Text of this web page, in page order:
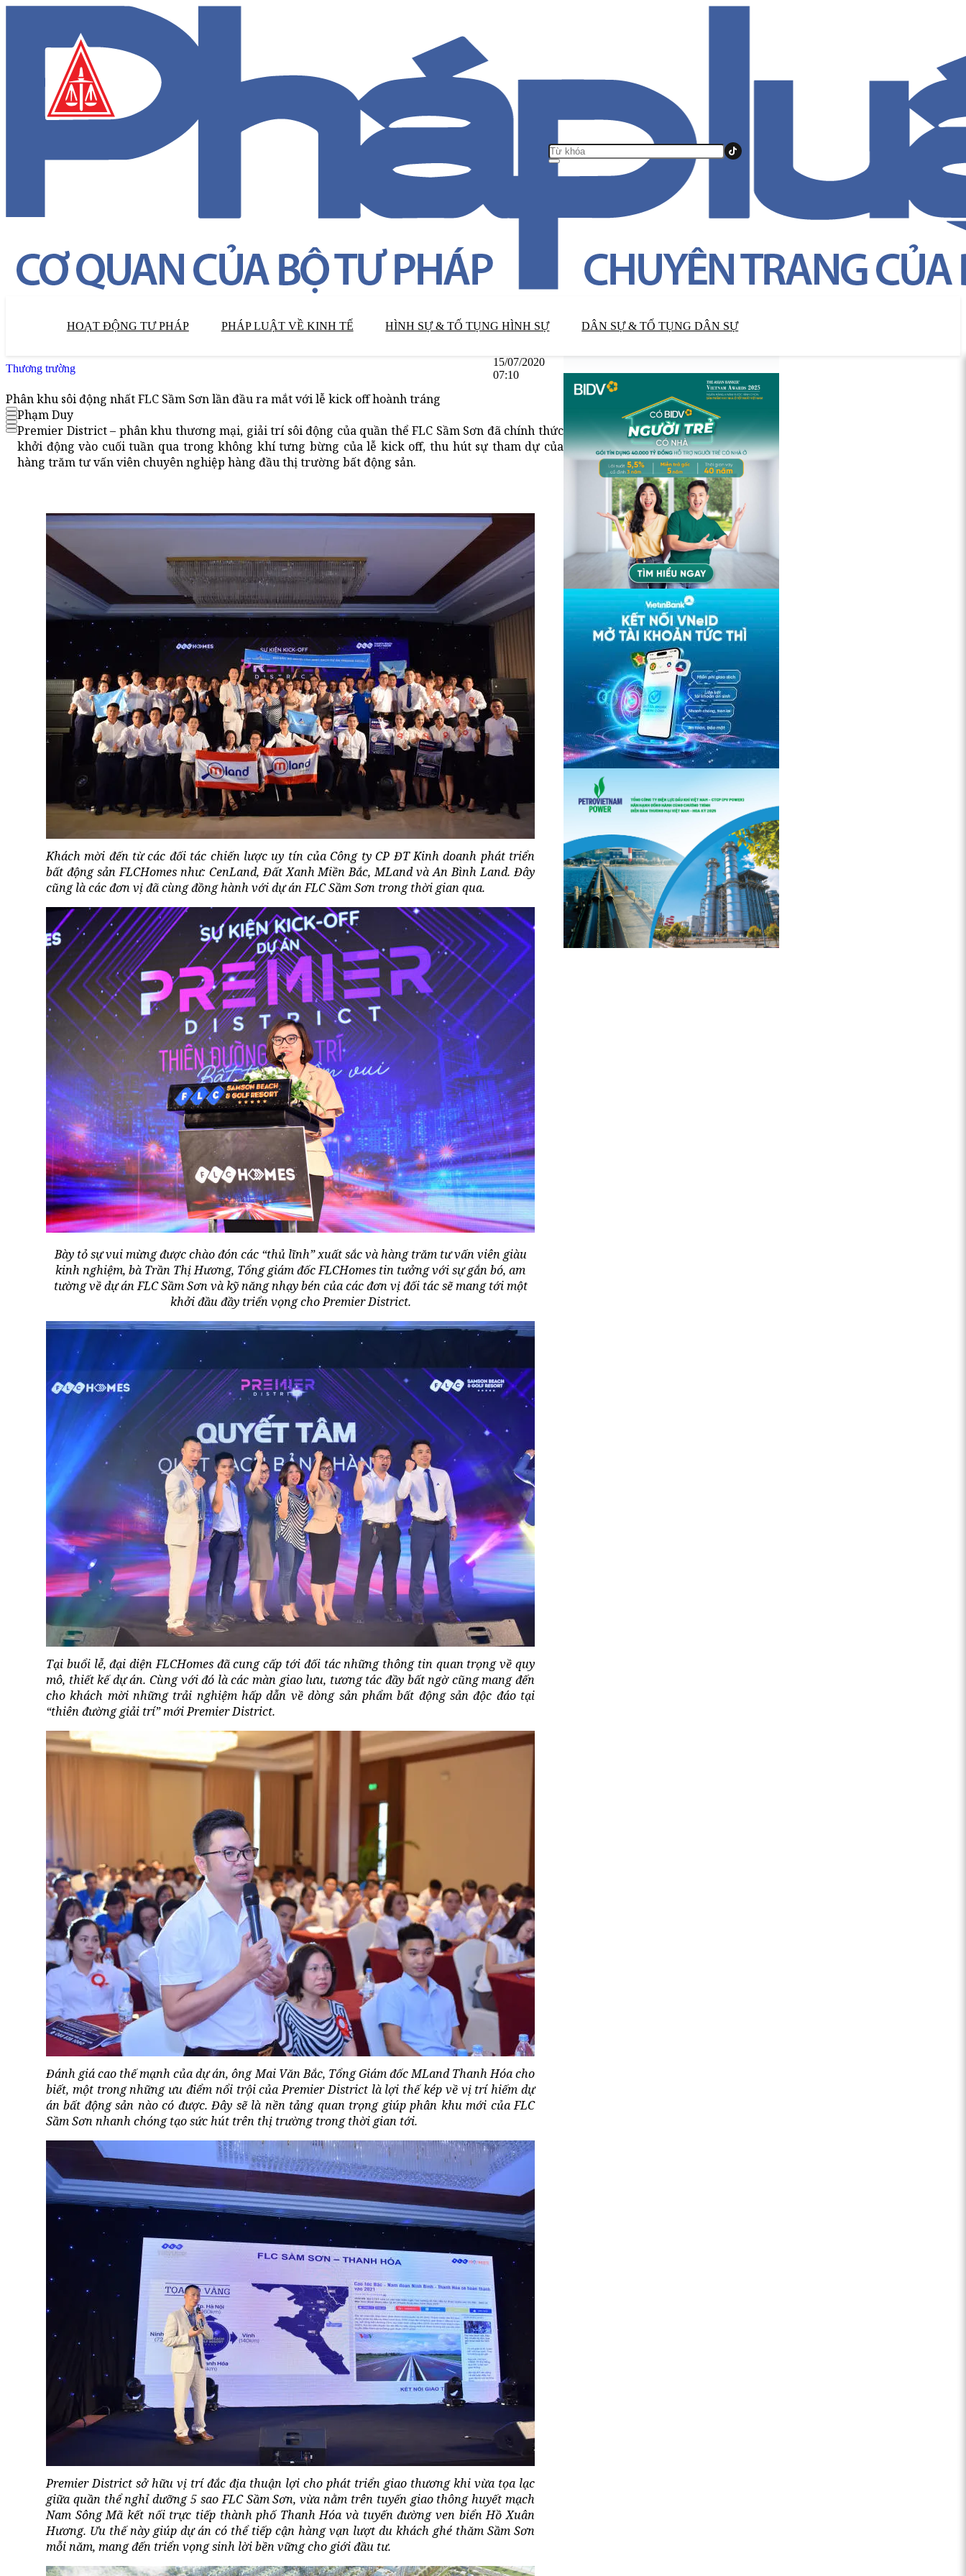
HOẠT ĐỘNG TƯ PHÁP PHÁP LUẬT VỀ KINH TẾ HÌNH SỰ & TỐ TỤNG HÌNH SỰ DÂN SỰ & TỐ TỤNG DÂN SỰ
Thương trường
15/07/2020
07:10
Phân khu sôi động nhất FLC Sầm Sơn lần đầu ra mắt với lễ kick off hoành tráng
Phạm Duy
Premier District – phân khu thương mại, giải trí sôi động của quần thể FLC Sầm Sơn đã chính thức
khởi động vào cuối tuần qua trong không khí tưng bừng của lễ kick off, thu hút sự tham dự của
hàng trăm tư vấn viên chuyên nghiệp hàng đầu thị trường bất động sản.
Khách mời đến từ các đối tác chiến lược uy tín của Công ty CP ĐT Kinh doanh phát triển
bất động sản FLCHomes như: CenLand, Đất Xanh Miền Bắc, MLand và An Bình Land. Đây
cũng là các đơn vị đã cùng đồng hành với dự án FLC Sầm Sơn trong thời gian qua.
Bày tỏ sự vui mừng được chào đón các “thủ lĩnh” xuất sắc và hàng trăm tư vấn viên giàu
kinh nghiệm, bà Trần Thị Hương, Tổng giám đốc FLCHomes tin tưởng với sự gắn bó, am
tường về dự án FLC Sầm Sơn và kỹ năng nhạy bén của các đơn vị đối tác sẽ mang tới một
khởi đầu đầy triển vọng cho Premier District.
Tại buổi lễ, đại diện FLCHomes đã cung cấp tới đối tác những thông tin quan trọng về quy
mô, thiết kế dự án. Cùng với đó là các màn giao lưu, tương tác đầy bất ngờ cũng mang đến
cho khách mời những trải nghiệm hấp dẫn về dòng sản phẩm bất động sản độc đáo tại
“thiên đường giải trí” mới Premier District.
Đánh giá cao thế mạnh của dự án, ông Mai Văn Bắc, Tổng Giám đốc MLand Thanh Hóa cho
biết, một trong những ưu điểm nổi trội của Premier District là lợi thế kép về vị trí hiếm dự
án bất động sản nào có được. Đây sẽ là nền tảng quan trọng giúp phân khu mới của FLC
Sầm Sơn nhanh chóng tạo sức hút trên thị trường trong thời gian tới.
Premier District sở hữu vị trí đắc địa thuận lợi cho phát triển giao thương khi vừa tọa lạc
giữa quần thể nghỉ dưỡng 5 sao FLC Sầm Sơn, vừa nằm trên tuyến giao thông huyết mạch
Nam Sông Mã kết nối trực tiếp thành phố Thanh Hóa và tuyến đường ven biển Hồ Xuân
Hương. Ưu thế này giúp dự án có thể tiếp cận hàng vạn lượt du khách ghé thăm Sầm Sơn
mỗi năm, mang đến triển vọng sinh lời bền vững cho giới đầu tư.